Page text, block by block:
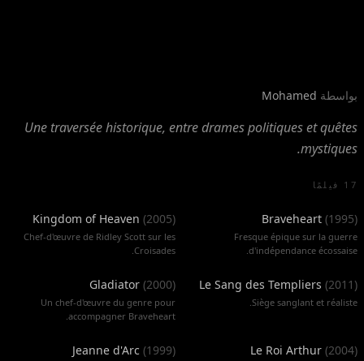
بواسطة Mohamed
Une traversée historique, entre drames politiques et quêtes
mystiques.
17 فيلمًا
Braveheart (1995)
Fresque épique sur la guerre
d'indépendance écossaise.
Kingdom of Heaven (2005)
Chef-d'œuvre de Ridley Scott sur les
Croisades.
Le Sang des Templiers (2011 )
Siège sanglant et réaliste.
Gladiator (2000)
Un chef-d'œuvre du genre pour
accompagner Braveheart.
Le Roi Arthur (2004)
Jeanne d'Arc (1999)